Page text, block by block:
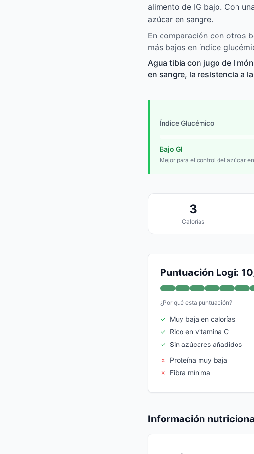
alimento de IG bajo. Con
azúcar en sangre.
En comparación con otros
más bajos en índice
Agua tibia con jugo de
en sangre, la resistencia a
Índice Glucémico
Bajo GI
Mejor para el control del azúcar
3
Calorías
Puntuación Logi:
¿Por qué esta puntuación?
✓ Muy baja en calorías
✓ Rico en vitamina C
✓ Sin azúcares añadidos
✗
Proteína muy baja
✗
Fibra mínima
Información